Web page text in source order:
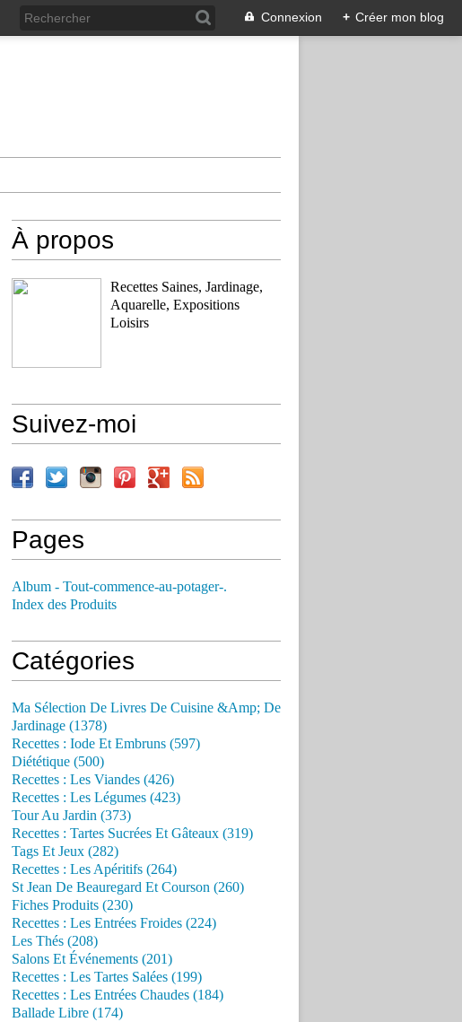
Connexion + Créer mon blog
À propos
Recettes Saines, Jardinage,
Aquarelle, Expositions
Loisirs
Suivez-moi
Pages
Album - Tout-commence-au-potager-.
Index des Produits
Catégories
Ma Sélection De Livres De Cuisine &Amp; De
Jardinage (1378)
Recettes : Iode Et Embruns (597)
Diététique (500)
Recettes : Les Viandes (426)
Recettes : Les Légumes (423)
Tour Au Jardin (373)
Recettes : Tartes Sucrées Et Gâteaux (319)
Tags Et Jeux (282)
Recettes : Les Apéritifs (264)
St Jean De Beauregard Et Courson (260)
Fiches Produits (230)
Recettes : Les Entrées Froides (224)
Les Thés (208)
Salons Et Événements (201)
Recettes : Les Tartes Salées (199)
Recettes : Les Entrées Chaudes (184)
Ballade Libre (174)